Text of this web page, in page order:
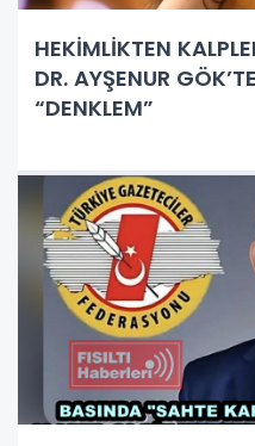
HEKİMLİKTEN
DR. AYŞENUR
“DENKLEM”